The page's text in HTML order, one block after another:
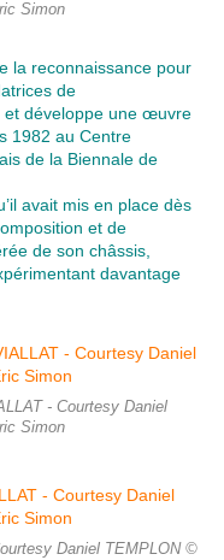
Simon
la reconnaissance pour
de
et développe une œuvre
1982 au Centre
de la Biennale de
avait mis en place dès
et de
de son châssis,
davantage
- Courtesy Daniel
Simon
Daniel TEMPLON ©